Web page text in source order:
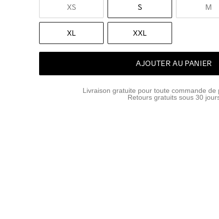
XS S M
XL XXL
AJOUTER AU PANIER
Livraison gratuite pour toute commande de
Retours gratuits sous 30